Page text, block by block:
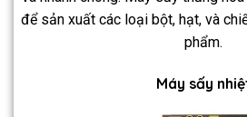
để sản xuất các loại bột, hạt, và
phẩm.
Máy sấy